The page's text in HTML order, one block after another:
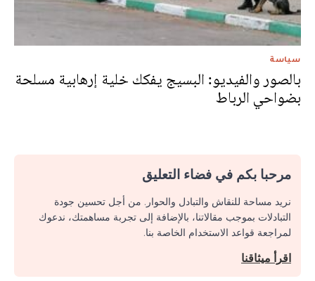
سياسة
بالصور والفيديو: البسيج يفكك خلية إرهابية مسلحة
بضواحي الرباط
مرحبا بكم في فضاء التعليق
نريد مساحة للنقاش والتبادل والحوار. من أجل تحسين جودة
التبادلات بموجب مقالاتنا، بالإضافة إلى تجربة مساهمتك، ندعوك
لمراجعة قواعد الاستخدام الخاصة بنا.
اقرأ ميثاقنا